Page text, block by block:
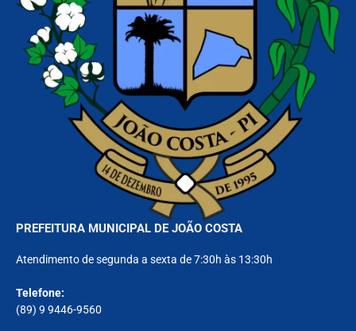
PREFEITURA MUNICIPAL DE JOÃO COSTA
Atendimento de segunda a sexta de 7:30h às 13:30h
Telefone:
(89) 9 9446-9560